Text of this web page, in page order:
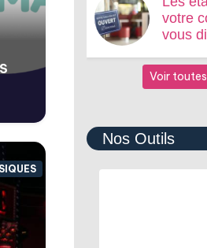
votre
vous
Voir
Nos Outils